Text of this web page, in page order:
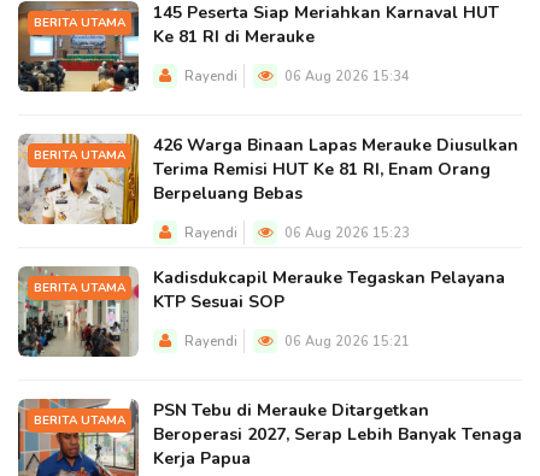
BERITA UTAMA
145 Peserta Siap Meriahkan Karnaval HUT
Ke 81 RI di Merauke
Rayendi 06 Aug 2026 15:34
BERITA UTAMA
426 Warga Binaan Lapas Merauke Diusulkan
Terima Remisi HUT Ke 81 RI, Enam Orang
Berpeluang Bebas
Rayendi 06 Aug 2026 15:23
BERITA UTAMA
Kadisdukcapil Merauke Tegaskan Pelayana
KTP Sesuai SOP
Rayendi 06 Aug 2026 15:21
BERITA UTAMA
PSN Tebu di Merauke Ditargetkan
Beroperasi 2027, Serap Lebih Banyak Tenaga
Kerja Papua